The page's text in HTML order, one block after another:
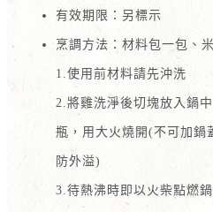
有效期限：另標示
烹調方法：材料包一包、
1.使用前材料請先沖洗
2.將雞洗淨後切塊放入鍋
瓶，用大火燒開(不可加鍋
防外溢)
3.待熱沸時即以火柴點燃